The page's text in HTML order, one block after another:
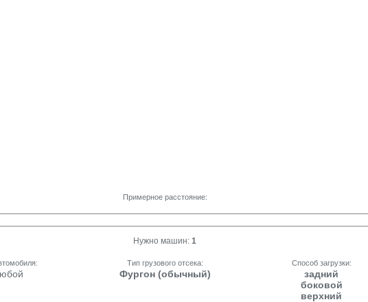
Примерное расстояние:
Нужно машин: 1
Тип грузового отсека:
Фургон (обычный)
Способ загрузки:
задний
боковой
верхний